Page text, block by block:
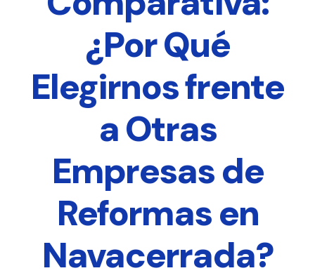
¿Por Qué
Elegirnos frente
a Otras
Empresas de
Reformas en
Navacerrada?